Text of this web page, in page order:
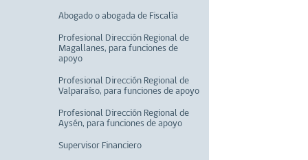
Abogado o abogada de Fiscalía
Profesional Dirección Regional de
Magallanes, para funciones de
apoyo
Profesional Dirección Regional de
Valparaíso, para funciones de apoyo
Profesional Dirección Regional de
Aysén, para funciones de apoyo
Supervisor Financiero